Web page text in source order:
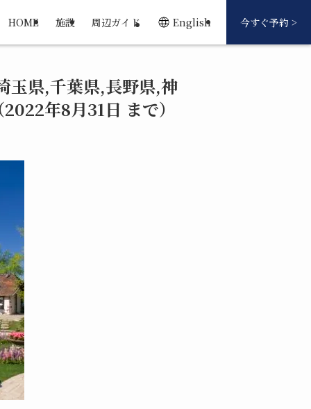
HOME 施設 周辺ガイド English 今すぐ予約 >
玉県,千葉県,長野県,神
年8月31日 まで）